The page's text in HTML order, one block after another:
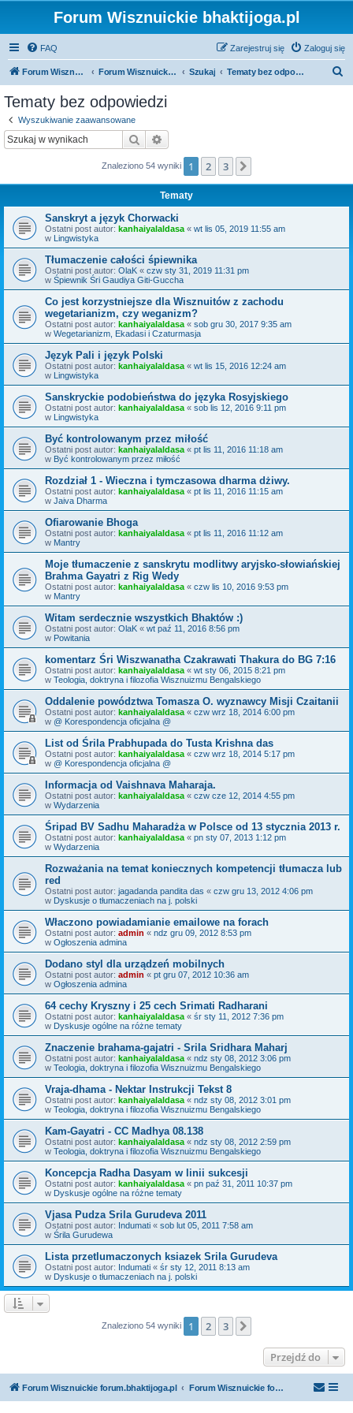
Forum Wisznuickie bhaktijoga.pl
FAQ Zaloguj się
Zarejestruj się
Forum Wisznuickie forum.bhaktijoga.pl Forum Wisznuickie forum.bhaktijoga.pl Szukaj Tematy bez odpowiedzi
Tematy bez odpowiedzi
Wyszukiwanie zaawansowane
Szukaj
Znaleziono 54 wyniki 1 2 3
Tematy
Sanskryt a język Chorwacki
Ostatni post autor: kanhaiyalaldasa « wt lis 05, 2019 11:55 am
w Lingwistyka
Tłumaczenie całości śpiewnika
Ostatni post autor: OlaK « czw sty 31, 2019 11:31 pm
w Śpiewnik Śri Gaudiya Giti-Guccha
Co jest korzystniejsze dla Wisznuitów z zachodu
wegetarianizm, czy weganizm?
Ostatni post autor: kanhaiyalaldasa « sob gru 30, 2017 9:35 am
w Wegetarianizm, Ekadasi i Czaturmasja
Język Pali i język Polski
Ostatni post autor: kanhaiyalaldasa « wt lis 15, 2016 12:24 am
w Lingwistyka
Sanskryckie podobieństwa do języka Rosyjskiego
Ostatni post autor: kanhaiyalaldasa « sob lis 12, 2016 9:11 pm
w Lingwistyka
Być kontrolowanym przez miłość
Ostatni post autor: kanhaiyalaldasa « pt lis 11, 2016 11:18 am
w Być kontrolowanym przez miłość
Rozdział 1 - Wieczna i tymczasowa dharma dżiwy.
Ostatni post autor: kanhaiyalaldasa « pt lis 11, 2016 11:15 am
w Jaiva Dharma
Ofiarowanie Bhoga
Ostatni post autor: kanhaiyalaldasa « pt lis 11, 2016 11:12 am
w Mantry
Moje tłumaczenie z sanskrytu modlitwy aryjsko-słowiańskiej
Brahma Gayatri z Rig Wedy
Ostatni post autor: kanhaiyalaldasa « czw lis 10, 2016 9:53 pm
w Mantry
Witam serdecznie wszystkich Bhaktów :)
Ostatni post autor: OlaK « wt paź 11, 2016 8:56 pm
w Powitania
komentarz Śri Wiszwanatha Czakrawati Thakura do BG 7:16
Ostatni post autor: kanhaiyalaldasa « wt sty 06, 2015 8:21 pm
w Teologia, doktryna i filozofia Wisznuizmu Bengalskiego
Oddalenie powództwa Tomasza O. wyznawcy Misji Czaitanii
Ostatni post autor: kanhaiyalaldasa « czw wrz 18, 2014 6:00 pm
w @ Korespondencja oficjalna @
List od Śrila Prabhupada do Tusta Krishna das
Ostatni post autor: kanhaiyalaldasa « czw wrz 18, 2014 5:17 pm
w @ Korespondencja oficjalna @
Informacja od Vaishnava Maharaja.
Ostatni post autor: kanhaiyalaldasa « czw cze 12, 2014 4:55 pm
w Wydarzenia
Śripad BV Sadhu Maharadża w Polsce od 13 stycznia 2013 r.
Ostatni post autor: kanhaiyalaldasa « pn sty 07, 2013 1:12 pm
w Wydarzenia
Rozważania na temat koniecznych kompetencji tłumacza lub
red
Ostatni post autor: jagadanda pandita das « czw gru 13, 2012 4:06 pm
w Dyskusje o tłumaczeniach na j. polski
Właczono powiadamianie emailowe na forach
Ostatni post autor: admin « ndz gru 09, 2012 8:53 pm
w Ogłoszenia admina
Dodano styl dla urządzeń mobilnych
Ostatni post autor: admin « pt gru 07, 2012 10:36 am
w Ogłoszenia admina
64 cechy Kryszny i 25 cech Srimati Radharani
Ostatni post autor: kanhaiyalaldasa « śr sty 11, 2012 7:36 pm
w Dyskusje ogólne na różne tematy
Znaczenie brahama-gajatri - Srila Sridhara Maharj
Ostatni post autor: kanhaiyalaldasa « ndz sty 08, 2012 3:06 pm
w Teologia, doktryna i filozofia Wisznuizmu Bengalskiego
Vraja-dhama - Nektar Instrukcji Tekst 8
Ostatni post autor: kanhaiyalaldasa « ndz sty 08, 2012 3:01 pm
w Teologia, doktryna i filozofia Wisznuizmu Bengalskiego
Kam-Gayatri - CC Madhya 08.138
Ostatni post autor: kanhaiyalaldasa « ndz sty 08, 2012 2:59 pm
w Teologia, doktryna i filozofia Wisznuizmu Bengalskiego
Koncepcja Radha Dasyam w linii sukcesji
Ostatni post autor: kanhaiyalaldasa « pn paź 31, 2011 10:37 pm
w Dyskusje ogólne na różne tematy
Vjasa Pudza Srila Gurudeva 2011
Ostatni post autor: Indumati « sob lut 05, 2011 7:58 am
w Śrila Gurudewa
Lista przetlumaczonych ksiazek Srila Gurudeva
Ostatni post autor: Indumati « śr sty 12, 2011 8:13 am
w Dyskusje o tłumaczeniach na j. polski
Znaleziono 54 wyniki 1 2 3
Przejdź do
Forum Wisznuickie forum.bhaktijoga.pl Forum Wisznuickie forum.bhaktijoga.pl